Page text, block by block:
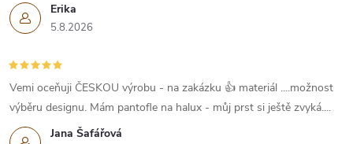
Erika
5.8.2026
Jana Šafářová
Vemi oceňuji ČESKOU výrobu - na zakázku 👍 materiál ....možnost
výběru designu. Mám pantofle na halux - můj prst si ještě zvyká....